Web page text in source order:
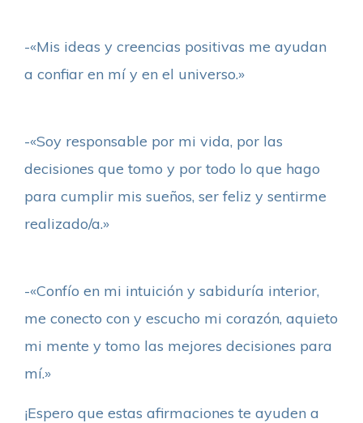
-«Mis ideas y creencias positivas me ayudan
a confiar en mí y en el universo.»
-«Soy responsable por mi vida, por las
decisiones que tomo y por todo lo que hago
para cumplir mis sueños, ser feliz y sentirme
realizado/a.»
-«Confío en mi intuición y sabiduría interior,
me conecto con y escucho mi corazón, aquieto
mi mente y tomo las mejores decisiones para
mí.»
¡Espero que estas afirmaciones te ayuden a